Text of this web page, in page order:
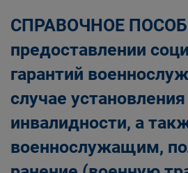
СПРАВОЧНОЕ
предоставлении
гарантий
случае
инвалидности, а
военнослужащим,